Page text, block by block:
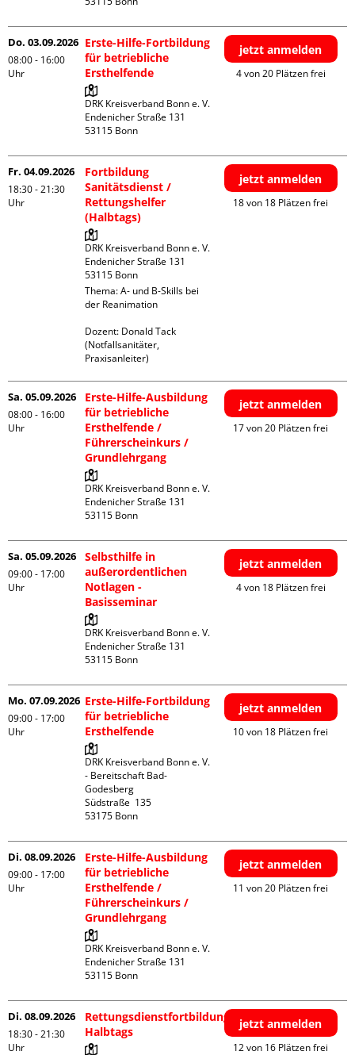
Do. 03.09.2026
08:00 - 16:00
Uhr
Erste-Hilfe-Fortbildung
für betriebliche
Ersthelfende
DRK Kreisverband Bonn e. V.
Endenicher Straße 131
jetzt anmelden
4 von 20 Plätzen frei
Fr. 04.09.2026
18:30 - 21:30
Uhr
Fortbildung
Sanitätsdienst /
Rettungshelfer
(Halbtags)
DRK Kreisverband Bonn e. V.
Endenicher Straße 131
Thema: A- und B-Skills bei
der Reanimation
Dozent: Donald Tack
(Notfallsanitäter,
Praxisanleiter)
jetzt anmelden
18 von 18 Plätzen frei
Sa. 05.09.2026
08:00 - 16:00
Uhr
Erste-Hilfe-Ausbildung
für betriebliche
Ersthelfende /
Führerscheinkurs /
Grundlehrgang
DRK Kreisverband Bonn e. V.
Endenicher Straße 131
jetzt anmelden
17 von 20 Plätzen frei
Sa. 05.09.2026
09:00 - 17:00
Uhr
Selbsthilfe in
außerordentlichen
Notlagen -
Basisseminar
DRK Kreisverband Bonn e. V.
Endenicher Straße 131
jetzt anmelden
4 von 18 Plätzen frei
Mo. 07.09.2026
09:00 - 17:00
Uhr
Erste-Hilfe-Fortbildung
für betriebliche
Ersthelfende
DRK Kreisverband Bonn e. V.
- Bereitschaft Bad-
Godesberg
Südstraße  135
jetzt anmelden
10 von 18 Plätzen frei
Di. 08.09.2026
09:00 - 17:00
Uhr
Erste-Hilfe-Ausbildung
für betriebliche
Ersthelfende /
Führerscheinkurs /
Grundlehrgang
DRK Kreisverband Bonn e. V.
Endenicher Straße 131
jetzt anmelden
11 von 20 Plätzen frei
Di. 08.09.2026
18:30 - 21:30
Uhr
Rettungsdienstfortbildung
Halbtags
jetzt anmelden
12 von 16 Plätzen frei